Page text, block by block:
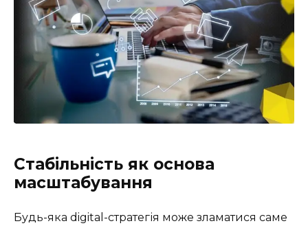
Стабільність як основа
масштабування
Будь-яка digital-стратегія може зламатися саме